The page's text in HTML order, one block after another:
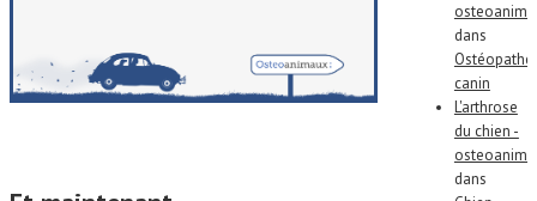
dans
Ostéopathe
canin
L'arthrose
du chien -
dans